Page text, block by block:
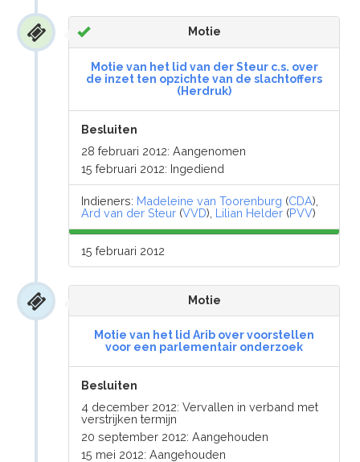
Motie
Motie van het lid van der Steur c.s. over
de inzet ten opzichte van de slachtoffers
(Herdruk)
Besluiten
28 februari 2012: Aangenomen
15 februari 2012: Ingediend
Indieners: Madeleine van Toorenburg (CDA),
Ard van der Steur (VVD), Lilian Helder (PVV)
15 februari 2012
Motie
Motie van het lid Arib over voorstellen
voor een parlementair onderzoek
Besluiten
4 december 2012: Vervallen in verband met
verstrijken termijn
20 september 2012: Aangehouden
15 mei 2012: Aangehouden